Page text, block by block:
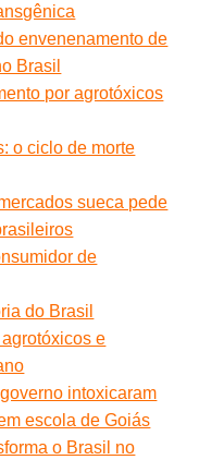
envenenamento de
Brasil
por agrotóxicos
o ciclo de morte
sueca pede
de
do Brasil
e
intoxicaram
escola de Goiás
o Brasil no